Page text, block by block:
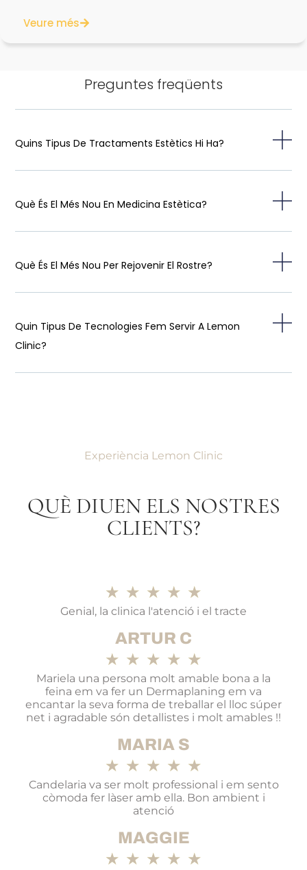
Veure més
Preguntes freqüents
Quins Tipus De Tractaments Estètics Hi Ha?
Què És El Més Nou En Medicina Estètica?
Què És El Més Nou Per Rejovenir El Rostre?
Quin Tipus De Tecnologies Fem Servir A Lemon
Clinic?
Experiència Lemon Clinic
QUÈ DIUEN ELS NOSTRES
CLIENTS?
★ ★ ★ ★ ★
Genial, la clinica l'atenció i el tracte
ARTUR C
★ ★ ★ ★ ★
Mariela una persona molt amable bona a la
feina em va fer un Dermaplaning em va
encantar la seva forma de treballar el lloc súper
net i agradable són detallistes i molt amables !!
MARIA S
★ ★ ★ ★ ★
Candelaria va ser molt professional i em sento
còmoda fer làser amb ella. Bon ambient i
atenció
MAGGIE
★ ★ ★ ★ ★